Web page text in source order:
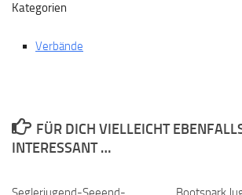
Kategorien
Verbände
FÜR DICH VIELLEICHT
INTERESSANT …